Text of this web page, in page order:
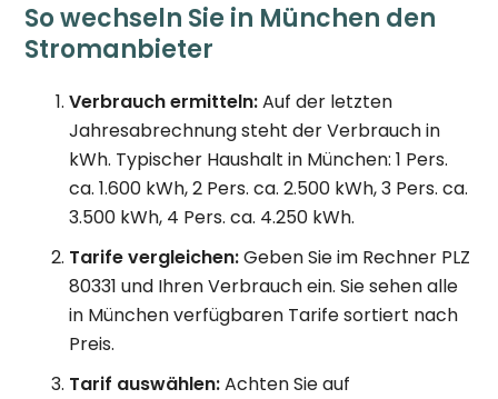
So wechseln Sie in München den
Stromanbieter
Verbrauch ermitteln:Auf der letzten
Jahresabrechnung steht der Verbrauch in
kWh. Typischer Haushalt in München: 1 Pers.
ca. 1.600 kWh, 2 Pers. ca. 2.500 kWh, 3 Pers. ca.
3.500 kWh, 4 Pers. ca. 4.250 kWh.
Tarife vergleichen:Geben Sie im Rechner PLZ
80331 und Ihren Verbrauch ein. Sie sehen alle
in München verfügbaren Tarife sortiert nach
Preis.
Tarif auswählen:Achten Sie auf